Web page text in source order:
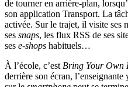
de tourner en arrière-plan,
son application Transport. La
activée. Sur le trajet, il visite ses
ses snaps, les flux RSS de ses
ses e‑shops habituels…
À l’école, c’estBring Your Own
derrière son écran,